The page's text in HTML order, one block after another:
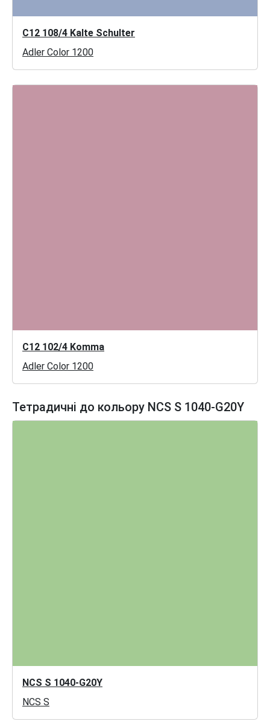
C12 108/4 Kalte Schulter
Adler Color 1200
C12 102/4 Komma
Adler Color 1200
Тетрадичні до кольору NCS S 1040-G20Y
NCS S 1040-G20Y
NCS S